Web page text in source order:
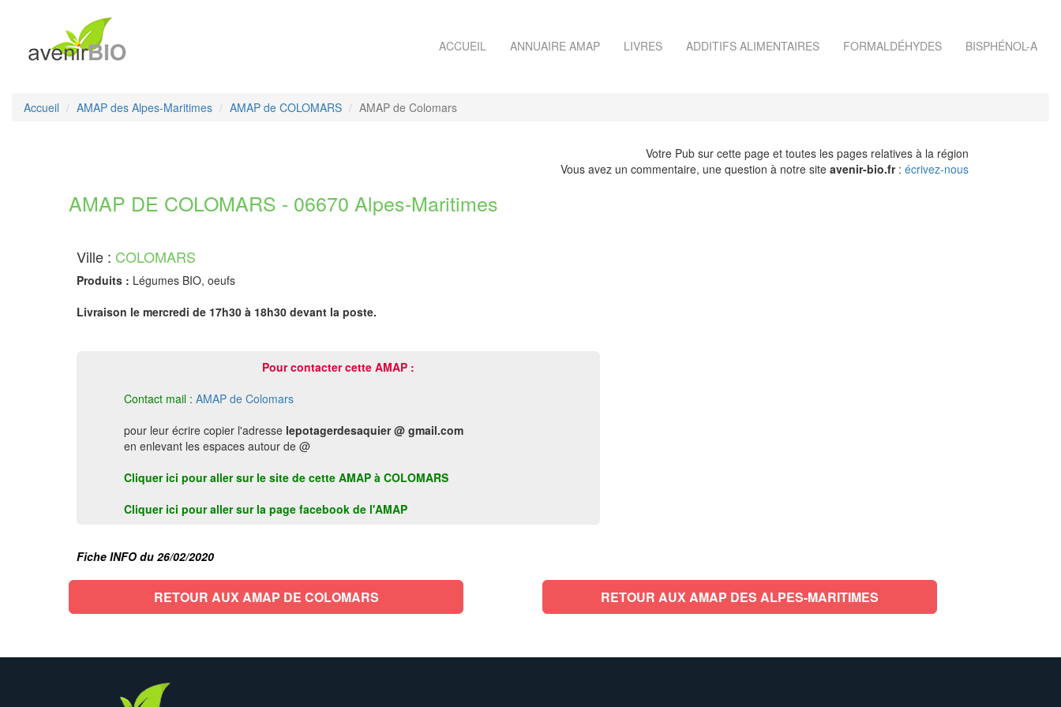
ACCUEIL ANNUAIRE AMAP LIVRES ADDITIFS ALIMENTAIRES FORMALDÉHYDES BISPHÉNOL-A
Accueil AMAP des Alpes-Maritimes AMAP de COLOMARS AMAP de Colomars
Votre Pub sur cette page et toutes les pages relatives à la région
Vous avez un commentaire, une question à notre site avenir-bio.fr: écrivez-nous
AMAP DE COLOMARS - 06670 Alpes-Maritimes
Ville : COLOMARS
Produits : Légumes BIO, oeufs
Livraison le mercredi de 17h30 à 18h30 devant la poste.
Pour contacter cette AMAP :
Contact mail : AMAP de Colomars
pour leur écrire copier l'adresse lepotagerdesaquier @ gmail.com
en enlevant les espaces autour de @
Cliquer ici pour aller sur le site de cette AMAP à COLOMARS
Cliquer ici pour aller sur la page facebook de l'AMAP
Fiche INFO du 26/02/2020
RETOUR AUX AMAP DE COLOMARS RETOUR AUX AMAP DES ALPES-MARITIMES